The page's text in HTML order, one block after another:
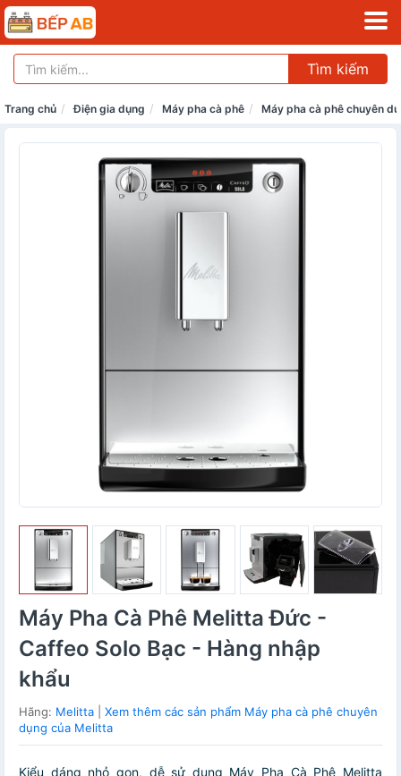
Tìm kiếm
Trang chủ Điện gia dụng Máy pha cà phê Máy pha cà phê chuyên
Máy Pha Cà Phê Melitta Đức -
Caffeo Solo Bạc - Hàng nhập
khẩu
Hãng: Melitta
Xem thêm các sản phẩm Máy pha cà phê chuyên
dụng của Melitta
Kiểu dáng nhỏ gọn, dễ sử dụng Máy Pha Cà Phê Melitta